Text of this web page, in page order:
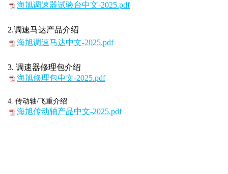
海旭调速器试验台中文-2025.pdf
2.调速马达产品介绍
海旭调速马达中文-2025.pdf
3. 调速器修理包介绍
海旭修理包中文-2025.pdf
4. 传动轴/飞重介绍
海旭传动轴产品中文-2025.pdf